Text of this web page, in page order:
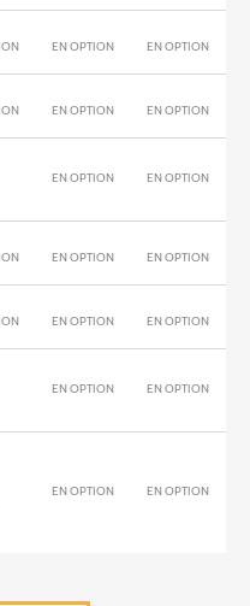
EN OPTION EN OPTION
EN OPTION EN OPTION
EN OPTION EN OPTION
EN OPTION EN OPTION
EN OPTION EN OPTION
EN OPTION EN OPTION
EN OPTION EN OPTION